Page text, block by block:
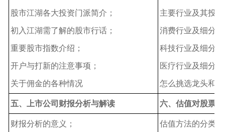
股市江湖各大投资门派简介；
初入江湖需了解的股市行话；
重要股市指数介绍；
开户与打新的注意事项；
关于佣金的各种情况
主要行业及其投
消费行业及细分
科技行业及细分
医疗行业及细分
怎么挑选龙头和
五、上市公司财报分析与解读 六、估值对股票
财报分析的意义； 估值方法的分类；